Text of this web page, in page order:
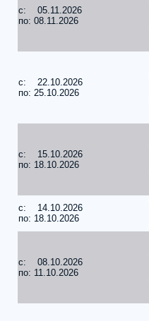
c: 05.11.2026
по: 08.11.2026
c: 22.10.2026
по: 25.10.2026
c: 15.10.2026
по: 18.10.2026
c: 14.10.2026
по: 18.10.2026
c: 08.10.2026
по: 11.10.2026